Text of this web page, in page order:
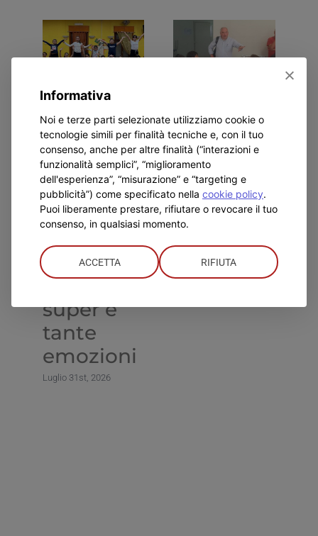
Don
Bosco
Alessandria:
per
l’Estate
Ragazzi
un
bilancio
super e
tante
emozioni
Luglio 31st, 2026
Visita del
nuovo
Ispettore
Luglio 23rd, 2026
Informativa
Noi e terze parti selezionate utilizziamo cookie o
tecnologie simili per finalità tecniche e, con il tuo
consenso, anche per altre finalità (“interazioni e
funzionalità semplici”, “miglioramento
dell'esperienza”, “misurazione” e “targeting e
pubblicità”) come specificato nella cookie policy.
Puoi liberamente prestare, rifiutare o revocare il tuo
consenso, in qualsiasi momento.
ACCETTA RIFIUTA